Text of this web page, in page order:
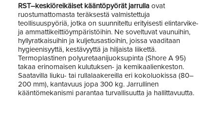
RST–keskiöreikäiset kääntöpyörät jarrullaovat
ruostumattomasta teräksestä valmistettuja
teollisuuspyöriä, jotka on suunniteltu erityisesti elintarvike-
ja ammattikeittiöympäristöihin. Ne soveltuvat vaunuihin,
hyllyratkaisuihin ja kuljetusastioihin, joissa vaaditaan
hygieenisyyttä, kestävyyttä ja hiljaista liikettä.
Termoplastinen polyuretaanijuoksupinta (Shore A 95)
takaa erinomaisen kulutuksen- ja kemikaalienkeston.
Saatavilla liuku- tai rullalaakereilla eri kokoluokissa (80–
200 mm), kantavuus jopa 300 kg. Jarrullinen
kääntömekanismi parantaa turvallisuutta ja hallittavuutta.